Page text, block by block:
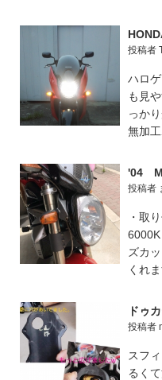
投稿者
ハロ
も見
っか
無加
'04
投稿者
・取
ズカ
くれ
ドゥ
投稿者
スフ
るく